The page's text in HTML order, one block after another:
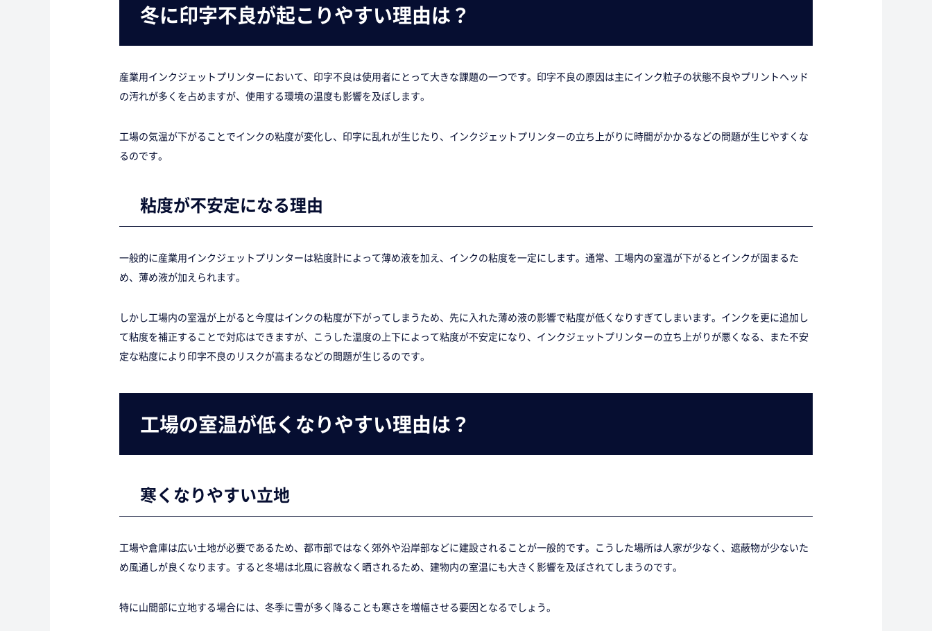
冬に印字不良が起こりやすい理由は？
産業用インクジェットプリンターにおいて、印字不良は使用者にとって大きな課題の一つです。印字不良の原因は主にインク粒子の状態不良やプリントヘッド
の汚れが多くを占めますが、使用する環境の温度も影響を及ぼします。
工場の気温が下がることでインクの粘度が変化し、印字に乱れが生じたり、インクジェットプリンターの立ち上がりに時間がかかるなどの問題が生じやすくな
るのです。
粘度が不安定になる理由
一般的に産業用インクジェットプリンターは粘度計によって薄め液を加え、インクの粘度を一定にします。通常、工場内の室温が下がるとインクが固まるた
め、薄め液が加えられます。
しかし工場内の室温が上がると今度はインクの粘度が下がってしまうため、先に入れた薄め液の影響で粘度が低くなりすぎてしまいます。インクを更に追加し
て粘度を補正することで対応はできますが、こうした温度の上下によって粘度が不安定になり、インクジェットプリンターの立ち上がりが悪くなる、また不安
定な粘度により印字不良のリスクが高まるなどの問題が生じるのです。
工場の室温が低くなりやすい理由は？
寒くなりやすい立地
工場や倉庫は広い土地が必要であるため、都市部ではなく郊外や沿岸部などに建設されることが一般的です。こうした場所は人家が少なく、遮蔽物が少ないた
め風通しが良くなります。すると冬場は北風に容赦なく晒されるため、建物内の室温にも大きく影響を及ぼされてしまうのです。
特に山間部に立地する場合には、冬季に雪が多く降ることも寒さを増幅させる要因となるでしょう。